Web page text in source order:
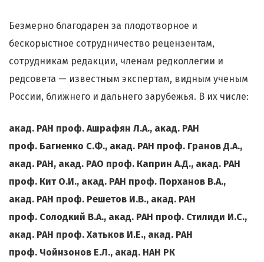
Безмерно благодарен за плодотворное и
бескорыстное сотрудничество рецензентам,
сотрудникам редакции, членам редколлегии и
редсовета — известным экспертам, видным ученым
России, ближнего и дальнего зарубежья. В их числе:
акад. РАН проф. Ашрафян Л.А., акад. РАН
проф. Багненко С.Ф., акад. РАН проф. Гранов Д.А.,
акад. РАН, акад. РАО проф. Каприн А.Д., акад. РАН
проф. Кит О.И., акад. РАН проф. Порханов В.А.,
акад. РАН проф. Решетов И.В., акад. РАН
проф. Солодкий В.А., акад. РАН проф. Стилиди И.С.,
акад. РАН проф. Хатьков И.Е., акад. РАН
проф. Чойнзонов Е.Л., акад. НАН РК